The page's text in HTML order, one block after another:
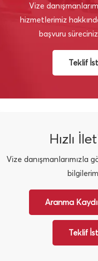
Vize
hizmetlerimiz
başvuru
Teklif
Hızlı
Vize danışmanlarımızla
Aranma
Teklif